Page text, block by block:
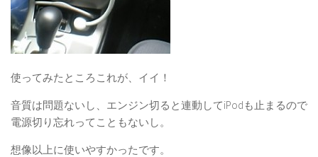
使ってみたところこれが、イイ！
音質は問題ないし、エンジン切ると連動してiPodも止まるので
電源切り忘れってこともないし。
想像以上に使いやすかったです。